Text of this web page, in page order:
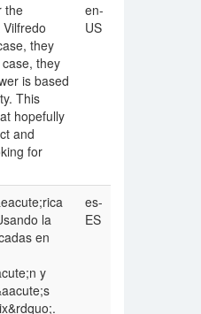
the
they
they
is based
This
hopefully
and
for
en-
US
la
en
y
es-
ES